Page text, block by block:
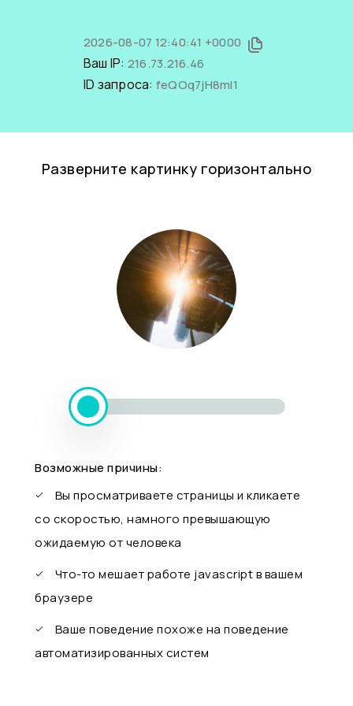
2026-08-07 12:40:41 +0000
Ваш IP: 216.73.216.46
ID запроса: feQOq7jH8mI1
Разверните картинку горизонтально
Возможные причины:
Вы просматриваете страницы и кликаете
со скоростью, намного превышающую
ожидаемую от человека
Что-то мешает работе javascript в вашем
браузере
Ваше поведение похоже на поведение
автоматизированных систем